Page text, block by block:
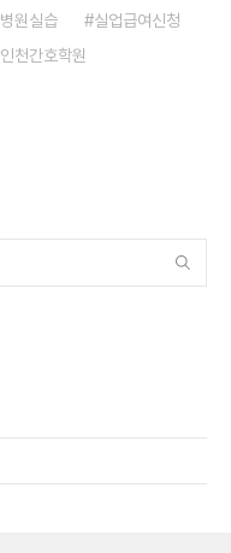
병원실습
실업급여신청
인천간호학원